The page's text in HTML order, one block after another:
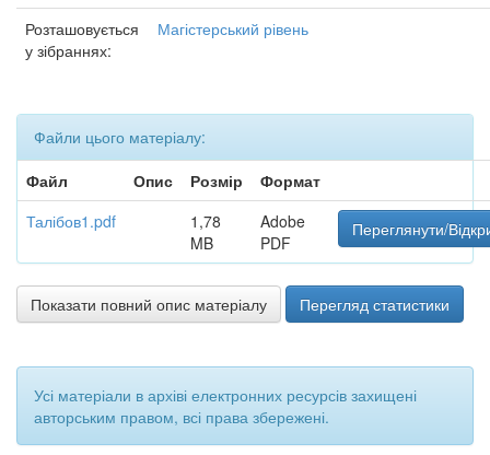
Розташовується
у зібраннях:
Магістерський рівень
Файли цього матеріалу:
Файл
Опис Розмір
Формат
Талібов1.pdf
1,78
MB
Adobe
PDF
Переглянути/
Показати повний опис матеріалу Перегляд статистики
Усі матеріали в архіві електронних ресурсів захищені
авторським правом, всі права збережені.